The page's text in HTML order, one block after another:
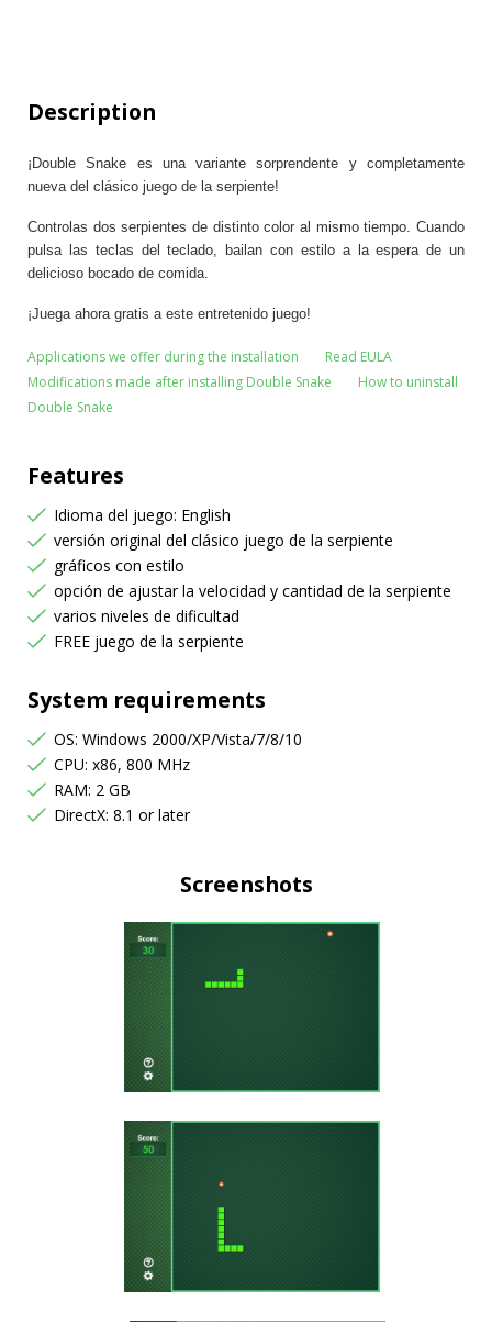
Description
¡Double Snake es una variante sorprendente y completamente
nueva del clásico juego de la serpiente!
Controlas dos serpientes de distinto color al mismo tiempo. Cuando
pulsa las teclas del teclado, bailan con estilo a la espera de un
delicioso bocado de comida.
¡Juega ahora gratis a este entretenido juego!
Applications we offer during the installation
Read EULA
Modifications made after installing Double Snake
How to uninstall
Double Snake
Features
Idioma del juego: English
versión original del clásico juego de la serpiente
gráficos con estilo
opción de ajustar la velocidad y cantidad de la serpiente
varios niveles de dificultad
FREE juego de la serpiente
System requirements
OS: Windows 2000/XP/Vista/7/8/10
CPU: x86, 800 MHz
RAM: 2 GB
DirectX: 8.1 or later
Screenshots